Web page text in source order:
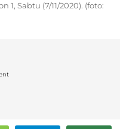
1, Sabtu (7/11/2020). (foto: